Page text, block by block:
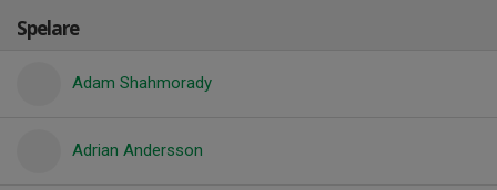
Spelare
Adam Shahmorady
Adrian Andersson